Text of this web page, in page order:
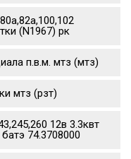
(N1967) рк
п.в.м. мтз (мтз)
мтз (рзт)
12в 3.3квт
74.3708000